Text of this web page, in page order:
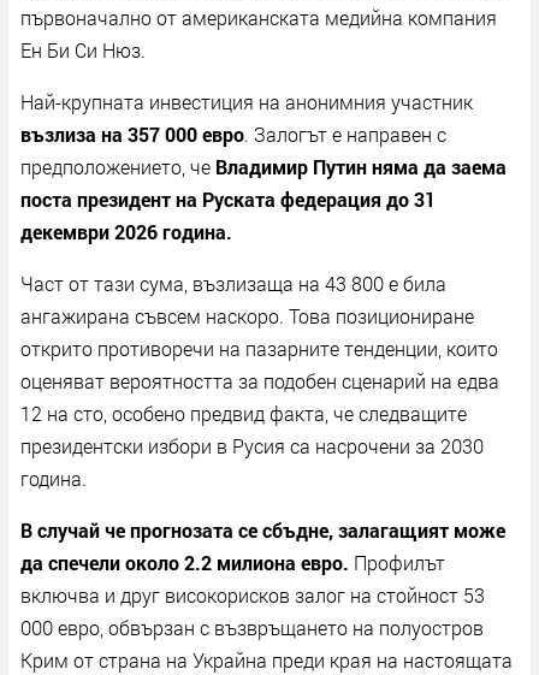
първоначално от американската медийна компания
Ен Би Си Нюз.
Най-крупната инвестиция на анонимния участник
възлиза на 357 000 евро. Залогът е направен с
предположението, че Владимир Путин няма да заема
поста президент на Руската федерация до 31
декември 2026 година.
Част от тази сума, възлизаща на 43 800 е била
ангажирана съвсем наскоро. Това позициониране
открито противоречи на пазарните тенденции, които
оценяват вероятността за подобен сценарий на едва
12 на сто, особено предвид факта, че следващите
президентски избори в Русия са насрочени за 2030
година.
В случай че прогнозата се сбъдне, залагащият може
да спечели около 2.2 милиона евро. Профилът
включва и друг високорисков залог на стойност 53
000 евро, обвързан с възвръщането на полуостров
Крим от страна на Украйна преди края на настоящата